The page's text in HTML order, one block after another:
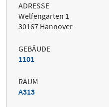
ADRESSE
Welfengarten 1
30167 Hannover
GEBÄUDE
1101
RAUM
A313